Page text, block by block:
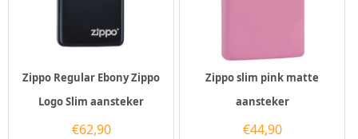
Zippo Regular Ebony Zippo
Logo Slim aansteker
€62,90
Zippo slim pink matte
aansteker
€44,90